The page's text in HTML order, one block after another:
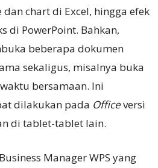
chart di Excel, hingga efek
di PowerPoint. Bahkan,
beberapa dokumen
sekaligus, misalnya buka
bersamaan. Ini
dilakukan pada Officeversi
di tablet-tablet lain.
Manager WPS yang